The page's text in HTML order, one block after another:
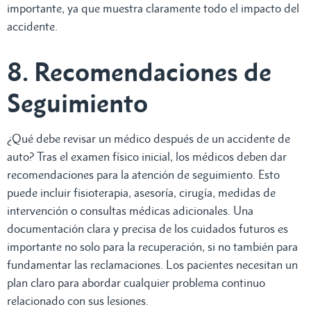
importante, ya que muestra claramente todo el impacto del
accidente.
8. Recomendaciones de
Seguimiento
¿Qué debe revisar un médico después de un accidente de
auto? Tras el examen físico inicial, los médicos deben dar
recomendaciones para la atención de seguimiento. Esto
puede incluir fisioterapia, asesoría, cirugía, medidas de
intervención o consultas médicas adicionales. Una
documentación clara y precisa de los cuidados futuros es
importante no solo para la recuperación, si no también para
fundamentar las reclamaciones. Los pacientes necesitan un
plan claro para abordar cualquier problema continuo
relacionado con sus lesiones.